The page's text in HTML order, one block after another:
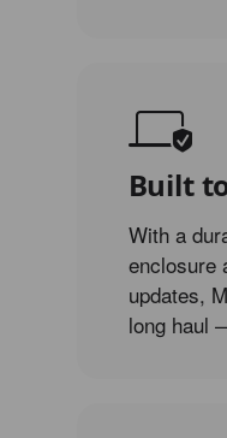
Built
With a
enclosure
updates,
long haul